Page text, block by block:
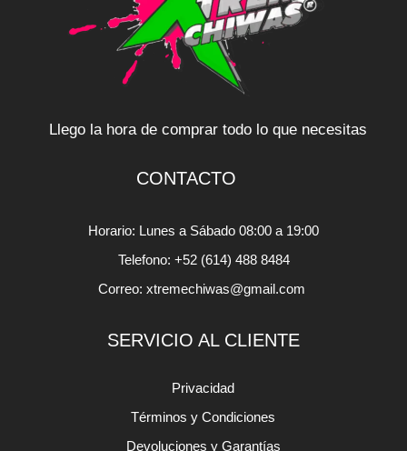
Llego la hora de comprar todo lo que necesitas
CONTACTO
Horario: Lunes a Sábado 08:00 a 19:00
Telefono: +52 (614) 488 8484
Correo: xtremechiwas@gmail.com
SERVICIO AL CLIENTE
Privacidad
Términos y Condiciones
Devoluciones y Garantías